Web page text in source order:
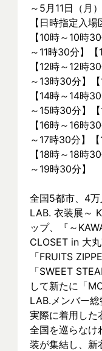
～5月11日（月）
【日時指定入場
【10時～10時
～11時30分】【
【12時～12時
～13時30分】
【14時～14時
～15時30分】
【16時～16時
～17時30分】【
【18時～18時
～19時30分】
全国5都市、4万
LAB. 衣装展～
ップ、『～
CLOSET in 大
「FRUITS
「SWEET
して新たに「
LAB.メンバー
実際に着⽤した
全国を巡らなけ
装が集結し、新